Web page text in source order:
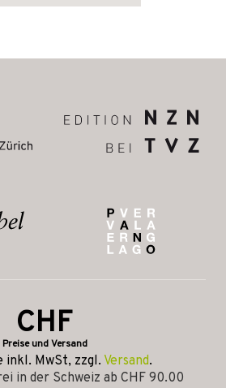
CHF
Preise und Versand
inkl. MwSt, zzgl. Versand.
in der Schweiz ab CHF 90.00